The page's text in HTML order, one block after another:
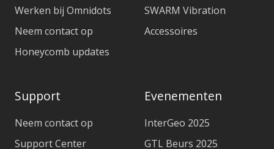
Werken bij Omnidots
Neem contact op
Honeycomb updates
SWARM Vibration
Accessoires
Support
Neem contact op
Support Center
Evenementen
InterGeo 2025
GTL Beurs 2025